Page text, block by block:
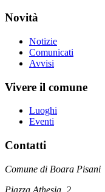
Novità
Notizie
Comunicati
Avvisi
Vivere il comune
Luoghi
Eventi
Contatti
Comune di Boara Pisani
Piazza Athesia, 2